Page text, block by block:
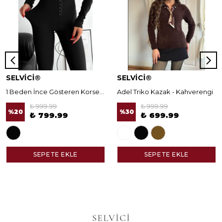
SELVİCİ®
%20
₺ 999.99
₺ 799.99
SEPETE EKLE
SELVİCİ®
Adel Triko Kazak - Kahverengi
%30
₺ 999.99
₺ 699.99
SEPETE EKLE